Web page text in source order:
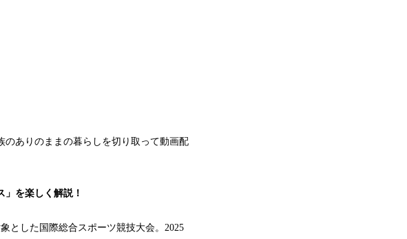
ありのままの暮らしを切り取って動画配
を楽しく解説！
とした国際総合スポーツ競技大会。2025